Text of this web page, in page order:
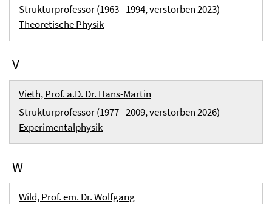
Strukturprofessor (1963 - 1994, verstorben 2023)
Theoretische Physik
V
Vieth, Prof. a.D. Dr. Hans-Martin
Strukturprofessor (1977 - 2009, verstorben 2026)
Experimentalphysik
W
Wild, Prof. em. Dr. Wolfgang